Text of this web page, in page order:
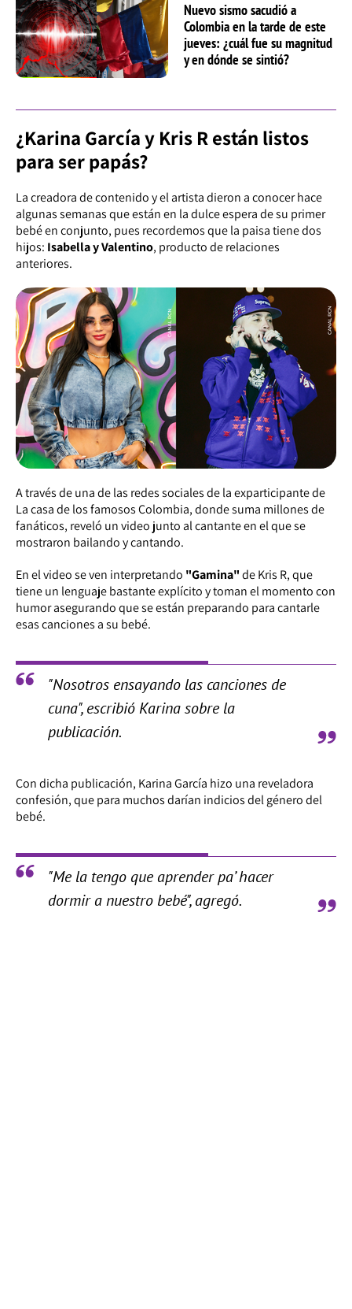
Nuevo sismo sacudió a
Colombia en la tarde de este
jueves: ¿cuál fue su magnitud
y en dónde se sintió?
¿Karina García y Kris R están listos
para ser papás?
La creadora de contenido y el artista dieron a conocer hace
algunas semanas que están en la dulce espera de su primer
bebé en conjunto, pues recordemos que la paisa tiene dos
hijos: Isabella y Valentino, producto de relaciones
anteriores.
A través de una de las redes sociales de la exparticipante de
La casa de los famosos Colombia, donde suma millones de
fanáticos, reveló un video junto al cantante en el que se
mostraron bailando y cantando.
En el video se ven interpretando "Gamina"de Kris R, que
tiene un lenguaje bastante explícito y toman el momento con
humor asegurando que se están preparando para cantarle
esas canciones a su bebé.
"Nosotros ensayando las canciones de
cuna", escribió Karina sobre la
publicación.
Con dicha publicación, Karina García hizo una reveladora
confesión, que para muchos darían indicios del género del
bebé.
"Me la tengo que aprender pa’ hacer
dormir a nuestro bebé", agregó.